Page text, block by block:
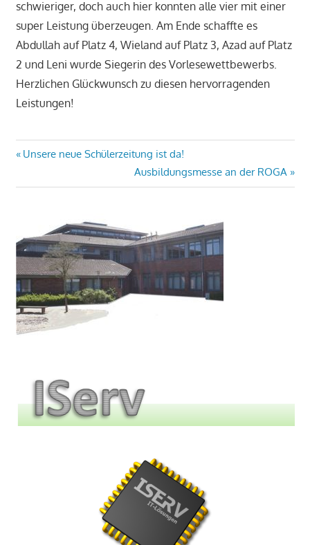
schwieriger, doch auch hier konnten alle vier mit einer
super Leistung überzeugen. Am Ende schaffte es
Abdullah auf Platz 4, Wieland auf Platz 3, Azad auf Platz
2 und Leni wurde Siegerin des Vorlesewettbewerbs.
Herzlichen Glückwunsch zu diesen hervorragenden
Leistungen!
Beitragsnavigation
Vorheriger
Unsere neue Schülerzeitung ist da!
Nächster
Beitrag:
Ausbildungsmesse an der ROGA